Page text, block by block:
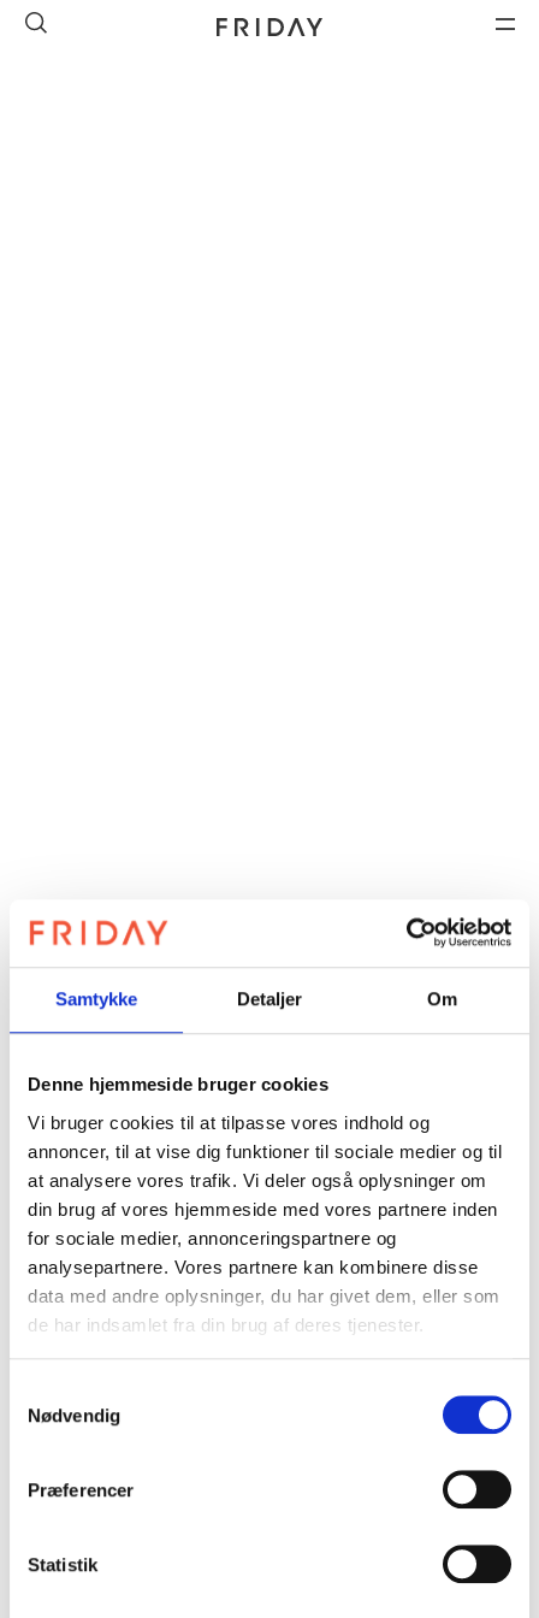
Samtykke Detaljer Om
Denne hjemmeside bruger cookies
Vi bruger cookies til at tilpasse vores indhold og
annoncer, til at vise dig funktioner til sociale medier og til
at analysere vores trafik. Vi deler også oplysninger om
din brug af vores hjemmeside med vores partnere inden
for sociale medier, annonceringspartnere og
analysepartnere. Vores partnere kan kombinere disse
data med andre oplysninger, du har givet dem, eller som
de har indsamlet fra din brug af deres tjenester.
Nødvendig
Præferencer
Statistik
Full Power with Hav and
In connection with POWER opening the doors to